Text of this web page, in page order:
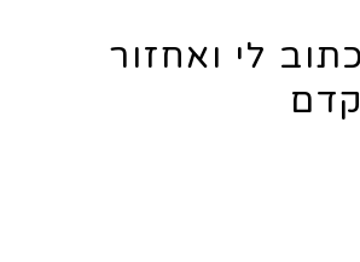
לי ואחזור